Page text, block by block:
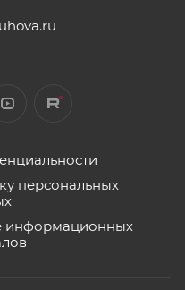
персональных
информационных